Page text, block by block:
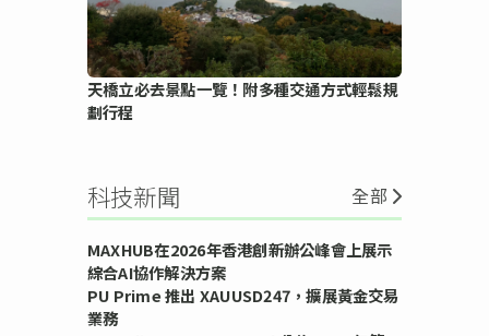
天橋立必去景點一覽！附多種交通方式輕鬆規
劃行程
科技新聞 全部
MAXHUB在2026年香港創新辦公峰會上展示
綜合AI協作解決方案
PU Prime 推出 XAUUSD247，擴展黃金交易
業務